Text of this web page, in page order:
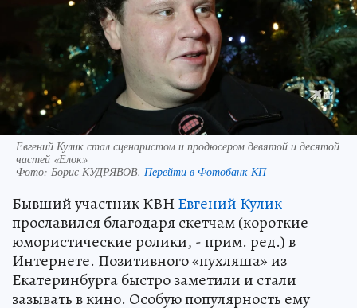
Евгений Кулик стал сценаристом и продюсером девятой и десятой
частей «Елок»
Фото: Борис КУДРЯВОВ. Перейти в Фотобанк КП
Бывший участник КВНЕвгений Кулик
прославился благодаря скетчам (короткие
юмористические ролики, - прим. ред.) в
Интернете. Позитивного «пухляша» из
Екатеринбурга быстро заметили и стали
зазывать в кино. Особую популярность ему